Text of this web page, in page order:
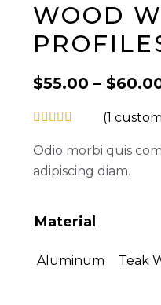
WOOD
$55.00 –$
(1
Odio morbi quis
adipiscing diam.
Material
Aluminum Teak